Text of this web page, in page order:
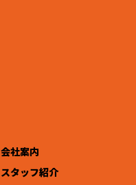
会社案内
スタッフ紹介